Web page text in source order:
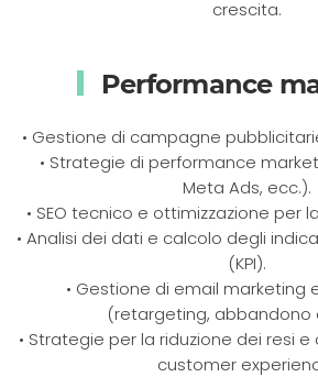
crescita.
Performance
• Gestione di campagne
• Strategie di performance
Meta Ads, ecc.).
• SEO tecnico e ottimizzazione per
• Analisi dei dati e calcolo degli
(KPI).
• Gestione di email marketing
(retargeting, abbandono
• Strategie per la riduzione dei resi
customer